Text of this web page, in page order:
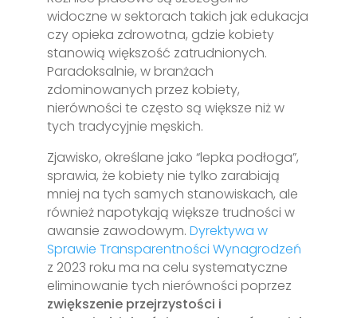
widoczne w sektorach takich jak edukacja
czy opieka zdrowotna, gdzie kobiety
stanowią większość zatrudnionych.
Paradoksalnie, w branżach
zdominowanych przez kobiety,
nierówności te często są większe niż w
tych tradycyjnie męskich.
Zjawisko, określane jako “lepka podłoga”,
sprawia, że kobiety nie tylko zarabiają
mniej na tych samych stanowiskach, ale
również napotykają większe trudności w
awansie zawodowym.Dyrektywa w
Sprawie Transparentności Wynagrodzeń
z 2023 roku ma na celu systematyczne
eliminowanie tych nierówności poprzez
zwiększenie przejrzystości i